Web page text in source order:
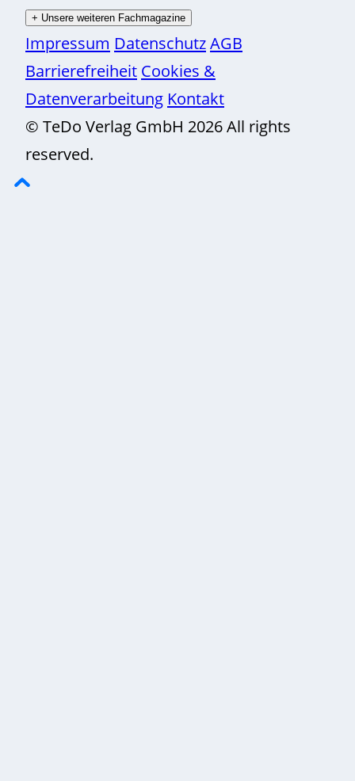
+ Unsere weiteren Fachmagazine
Impressum DatenschutzAGB
Barrierefreiheit Cookies &
Datenverarbeitung Kontakt
© TeDo Verlag GmbH 2026 All rights
reserved.